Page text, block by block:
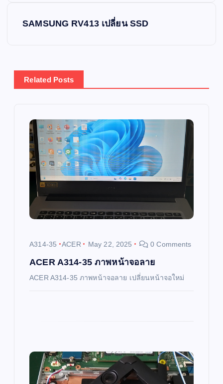
n
a
SAMSUNG RV413 เปลี่ยน SSD
Related Posts
A314-35 ACER May 22, 2025 0 Comments
ACER A314-35 ภาพหน้าจอลาย
ACER A314-35 ภาพหน้าจอลาย เปลี่ยนหน้าจอใหม่